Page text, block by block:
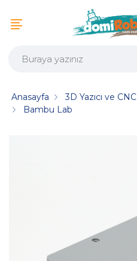
Anasayfa 3D Yazıcı ve CNC
Bambu Lab